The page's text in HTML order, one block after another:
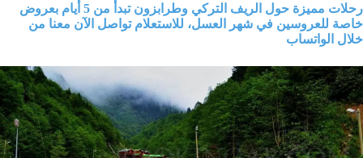
رحلات مميزة حول الريف التركي وطرابزون تبدأ من 5 أيام بعروض
خاصة للعروسين في شهر العسل، للاستعلام تواصل الآن معنا من
خلال الواتساب